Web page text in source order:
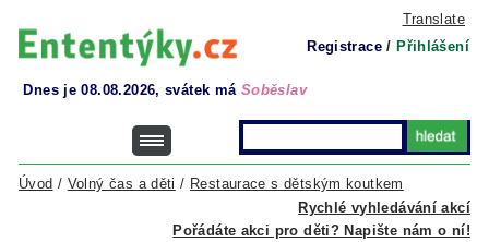
Translate
Registrace / Přihlášení
Dnes je 08.08.2026, svátek má Soběslav
Rychlé vyhledávání akcí
Úvod / Volný čas a děti / Restaurace s dětským koutkem
Pořádáte akci pro děti? Napište nám o ní!